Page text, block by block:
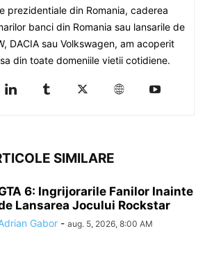
prezidentiale din Romania, caderea
banci din Romania sau lansarile de
DACIA sau Volkswagen, am acoperit
din toate domeniile vietii cotidiene.
SIMILARE
6: Ingrijorarile Fanilor Inainte
Lansarea Jocului Rockstar
Gabor - aug. 5, 2026, 8:00 AM